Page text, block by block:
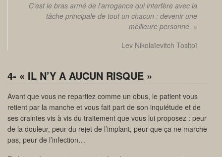
C’est le bras armé de l’arrogance qui interfère avec la
tâche principale de tout un chacun : devenir une
meilleure personne. »
Lev Nikolaïevitch Tosltoï
4- « IL N’Y A AUCUN RISQUE »
Avant que vous ne repartiez comme un obus, le patient vous
retient par la manche et vous fait part de son inquiétude et de
ses craintes vis à vis du traitement que vous lui proposez : peur
de la douleur, peur du rejet de l’implant, peur que ça ne marche
pas, peur de l’infection…